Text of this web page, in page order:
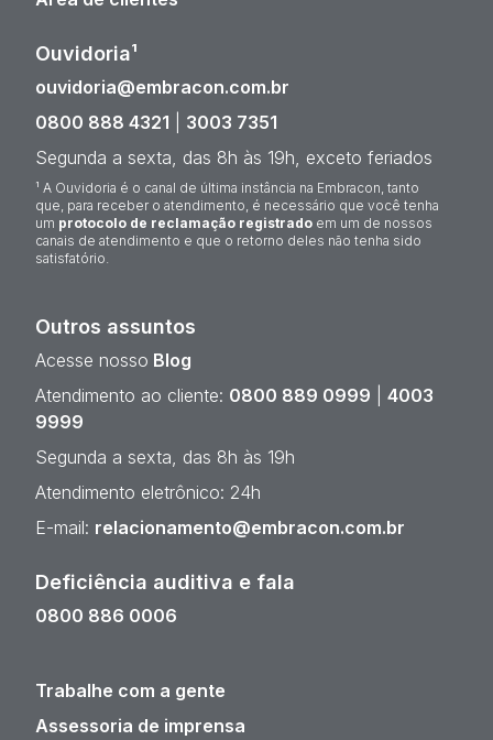
Ouvidoria¹
ouvidoria@embracon.com.br
0800 888 4321
3003 7351
Segunda a sexta, das 8h às 19h, exceto feriados
¹ A Ouvidoria é o canal de última instância na Embracon, tanto
que, para receber o atendimento, é necessário que você tenha
um protocolo de reclamação registrado em um de nossos
canais de atendimento e que o retorno deles não tenha sido
satisfatório.
Outros assuntos
Acesse nosso Blog
Atendimento ao cliente: 0800 889 0999
4003
9999
Segunda a sexta, das 8h às 19h
Atendimento eletrônico: 24h
E-mail: relacionamento@embracon.com.br
Deficiência auditiva e fala
0800 886 0006
Trabalhe com a gente
Assessoria de imprensa